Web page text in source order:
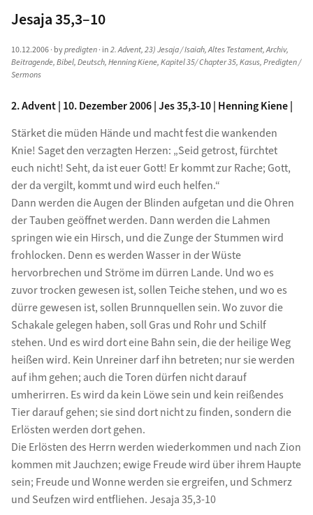
Jesaja 35,3–10
10.12.2006· bypredigten· in2. Advent,23) Jesaja / Isaiah,Altes Testament,Archiv,
Beitragende,Bibel,Deutsch,Henning Kiene,Kapitel 35/ Chapter 35,Kasus,Predigten /
Sermons
2. Advent | 10. Dezember 2006 | Jes 35,3-10 | Henning Kiene |
Stärket die müden Hände und macht fest die wankenden
Knie! Saget den verzagten Herzen: „Seid getrost, fürchtet
euch nicht! Seht, da ist euer Gott! Er kommt zur Rache; Gott,
der da vergilt, kommt und wird euch helfen.“
Dann werden die Augen der Blinden aufgetan und die Ohren
der Tauben geöffnet werden. Dann werden die Lahmen
springen wie ein Hirsch, und die Zunge der Stummen wird
frohlocken. Denn es werden Wasser in der Wüste
hervorbrechen und Ströme im dürren Lande. Und wo es
zuvor trocken gewesen ist, sollen Teiche stehen, und wo es
dürre gewesen ist, sollen Brunnquellen sein. Wo zuvor die
Schakale gelegen haben, soll Gras und Rohr und Schilf
stehen. Und es wird dort eine Bahn sein, die der heilige Weg
heißen wird. Kein Unreiner darf ihn betreten; nur sie werden
auf ihm gehen; auch die Toren dürfen nicht darauf
umherirren. Es wird da kein Löwe sein und kein reißendes
Tier darauf gehen; sie sind dort nicht zu finden, sondern die
Erlösten werden dort gehen.
Die Erlösten des Herrn werden wiederkommen und nach Zion
kommen mit Jauchzen; ewige Freude wird über ihrem Haupte
sein; Freude und Wonne werden sie ergreifen, und Schmerz
und Seufzen wird entfliehen. Jesaja 35,3-10